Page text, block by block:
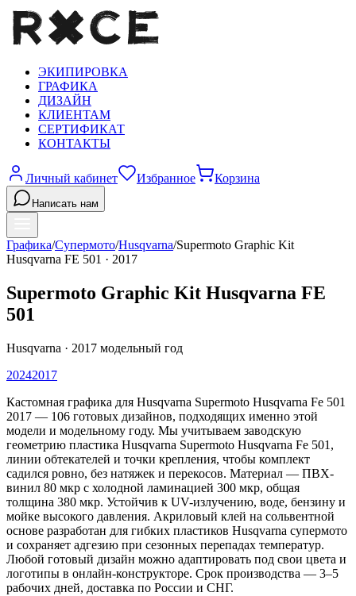
ЭКИПИРОВКА
ГРАФИКА
ДИЗАЙН
КЛИЕНТАМ
СЕРТИФИКАТ
КОНТАКТЫ
Личный кабинет Избранное Корзина
Написать нам
Графика/Супермото/Husqvarna/Supermoto Graphic Kit
Husqvarna FE 501 · 2017
Supermoto Graphic Kit Husqvarna FE
501
Husqvarna · 2017 модельный год
20242017
Кастомная графика для Husqvarna Supermoto Husqvarna Fe 501
2017 — 106 готовых дизайнов, подходящих именно этой
модели и модельному году. Мы учитываем заводскую
геометрию пластика Husqvarna Supermoto Husqvarna Fe 501,
линии обтекателей и точки крепления, чтобы комплект
садился ровно, без натяжек и перекосов. Материал — ПВХ-
винил 80 мкр с холодной ламинацией 300 мкр, общая
толщина 380 мкр. Устойчив к UV-излучению, воде, бензину и
мойке высокого давления. Акриловый клей на сольвентной
основе разработан для гибких пластиков Husqvarna супермото
и сохраняет адгезию при сезонных перепадах температур.
Любой готовый дизайн можно адаптировать под свои цвета и
логотипы в онлайн-конструкторе. Срок производства — 3–5
рабочих дней, доставка по России и СНГ.